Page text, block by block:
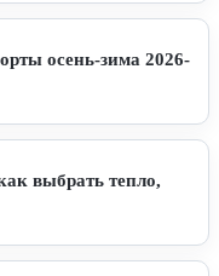
осень-зима 2026-
выбрать тепло,